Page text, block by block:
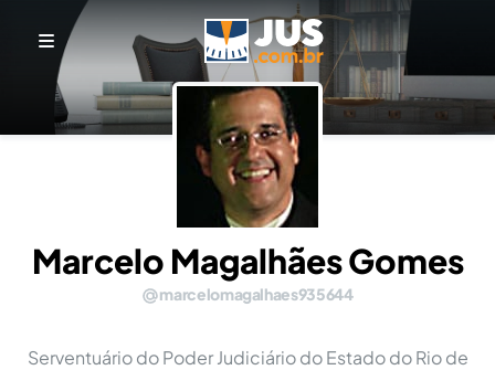
Marcelo Magalhães Gomes
marcelomagalhaes935644
Serventuário do Poder Judiciário do Estado do Rio de